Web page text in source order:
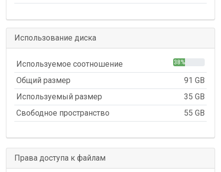
Использование диска
Используемое соотношение 38%
Общий размер
91 GB
Используемый размер
35 GB
Свободное пространство
55 GB
Права доступа к файлам